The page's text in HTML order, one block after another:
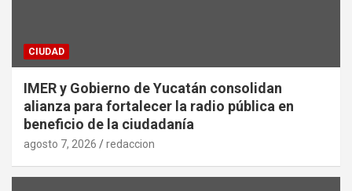
CIUDAD
IMER y Gobierno de Yucatán consolidan
alianza para fortalecer la radio pública en
beneficio de la ciudadanía
agosto 7, 2026 redaccion